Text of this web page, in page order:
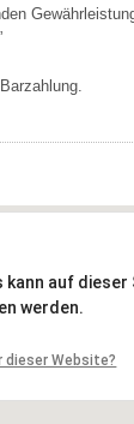
kann auf dieser
werden.
dieser Website?
Adresse konnte